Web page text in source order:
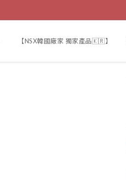
【NSX韓國廠家 獨家產品🇰🇷】